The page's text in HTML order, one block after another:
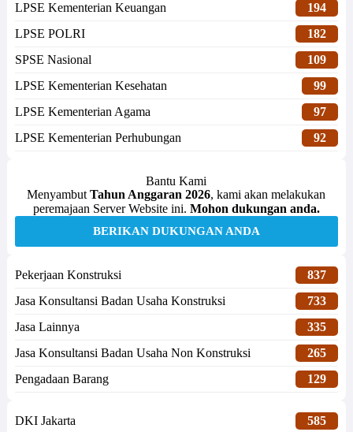
LPSE Kementerian Keuangan
194
LPSE POLRI
182
SPSE Nasional
109
LPSE Kementerian Kesehatan
99
LPSE Kementerian Agama
97
LPSE Kementerian Perhubungan
92
Bantu Kami
MenyambutTahun Anggaran 2026, kami akan melakukan
peremajaan Server Website ini. Mohon dukungan anda.
BERIKAN DUKUNGAN ANDA
Pekerjaan Konstruksi
837
Jasa Konsultansi Badan Usaha Konstruksi
733
Jasa Lainnya
335
Jasa Konsultansi Badan Usaha Non Konstruksi
265
Pengadaan Barang
129
DKI Jakarta
585